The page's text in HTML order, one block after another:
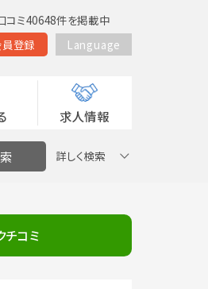
コミ40648件を掲載中
登録 Language
求人情報
詳しく検索
チコミ